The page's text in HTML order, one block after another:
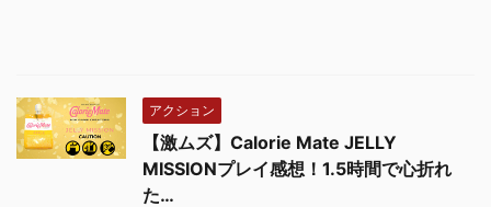
アクション
【激ムズ】Calorie Mate JELLY
MISSIONプレイ感想！1.5時間で心折れ
た…